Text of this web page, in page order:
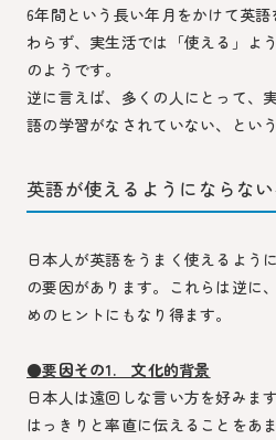
6年間という長い年月をかけて英
わらず、実生活では「使える」よ
のようです。
逆に言えば、多くの人にとって、
語の学習がなされていない、とい
英語が使えるようにならな
日本人が英語をうまく使えるよう
の要因があります。これらは逆に
めのヒントにもなり得ます。
●要因その1. 文化的背景
日本人は遠回しな言い方を好みま
はっきりと率直に伝えることをあ